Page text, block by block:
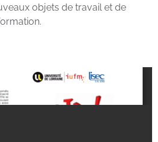
objets de travail et de